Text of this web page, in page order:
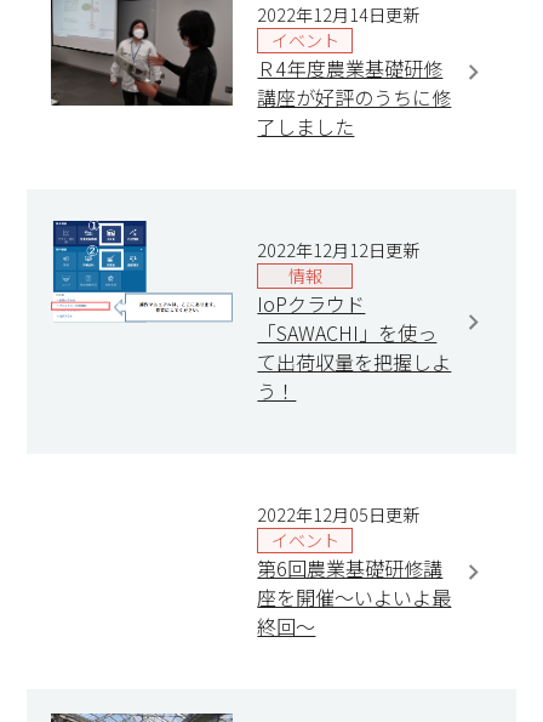
2022年12月14日更新
イベント
Ｒ4年度農業基礎研修
講座が好評のうちに修
了しました
2022年12月12日更新
情報
IoPクラウド
「SAWACHI」を使っ
て出荷収量を把握しよ
う！
2022年12月05日更新
イベント
第6回農業基礎研修講
座を開催～いよいよ最
終回～